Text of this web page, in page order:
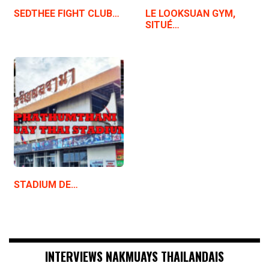
SEDTHEE FIGHT CLUB…
LE LOOKSUAN GYM,
SITUÉ…
STADIUM DE…
INTERVIEWS NAKMUAYS THAILANDAIS